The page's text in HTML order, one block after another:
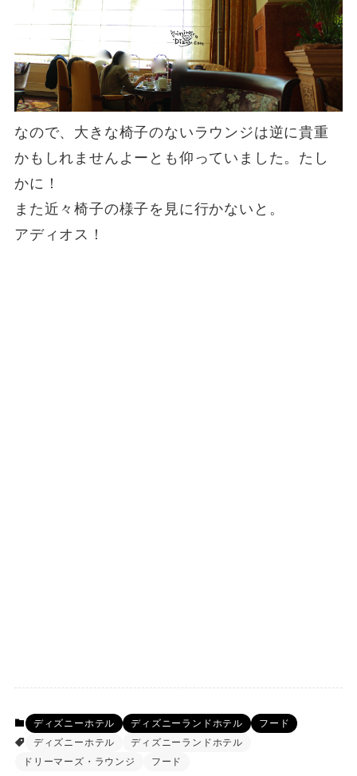
なので、大きな椅子のないラウンジは逆に貴重
かもしれませんよーとも仰っていました。たし
かに！
また近々椅子の様子を見に行かないと。
アディオス！
ディズニーホテル ディズニーランドホテル
フード
ディズニーホテル
ディズニーランドホテル
ドリーマーズ・ラウンジ
フード